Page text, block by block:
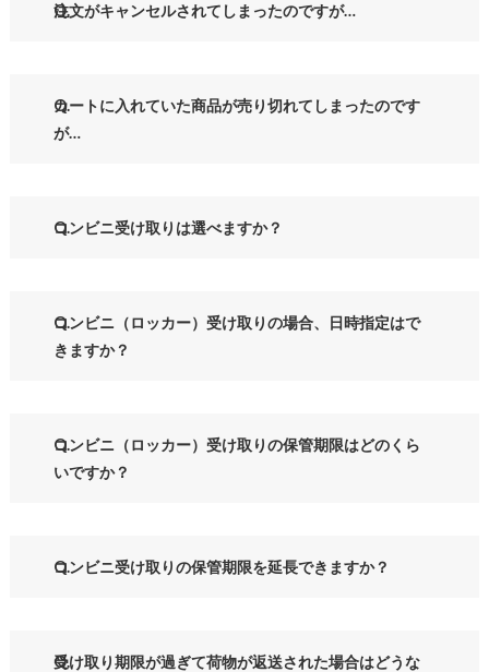
注文がキャンセルされてしまったのですが…
カートに入れていた商品が売り切れてしまったのです
が…
コンビニ受け取りは選べますか？
コンビニ（ロッカー）受け取りの場合、日時指定はで
きますか？
コンビニ（ロッカー）受け取りの保管期限はどのくら
いですか？
コンビニ受け取りの保管期限を延長できますか？
受け取り期限が過ぎて荷物が返送された場合はどうな